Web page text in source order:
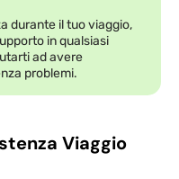
durante il tuo viaggio,
in qualsiasi
ad avere
problemi.
Viaggio